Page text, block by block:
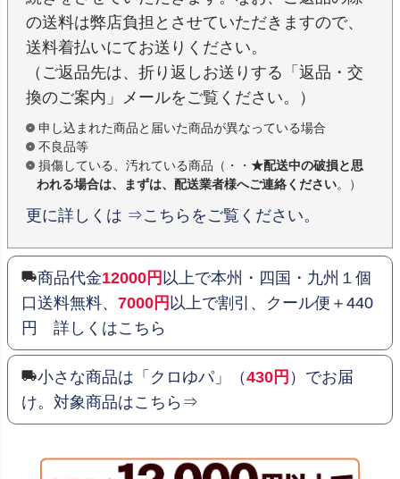
の送料は弊店負担とさせていただきますので、
送料着払いにてお送りください。
（ご返品先は、折り返しお送りする「返品・交
換のご案内」メールをご覧ください。）
申し込まれた商品と届いた商品が異なっている場合
不良品等
損傷している、汚れている商品（・・ ★配送中の破損と思
われる場合は、まずは、配送業者様へご連絡ください。）
更に詳しくは ⇒こちらをご覧ください。
商品代金12000円 以上で本州・四国・九州１個
口送料無料、 7000円 以上で割引、クール便＋440
円 詳しくはこちら
小さな商品は「クロゆパ」（430円 ）でお届
け。対象商品はこちら⇒